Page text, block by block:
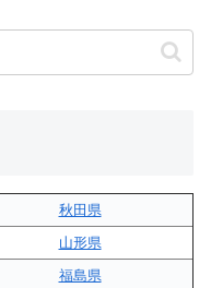
秋田県
山形県
福島県